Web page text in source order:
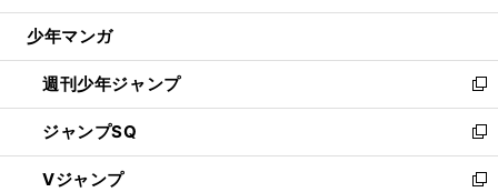
ウ
開
く
少年マンガ
週刊少年ジャンプ
新
し
い
ウ
ィ
ジャンプSQ
新
し
い
Vジャンプ
新